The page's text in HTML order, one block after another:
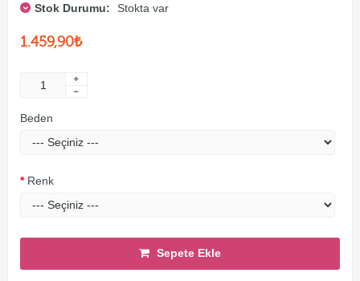
Stok Durumu:
Stokta var
1.459,90₺
Beden
Renk
Sepete Ekle